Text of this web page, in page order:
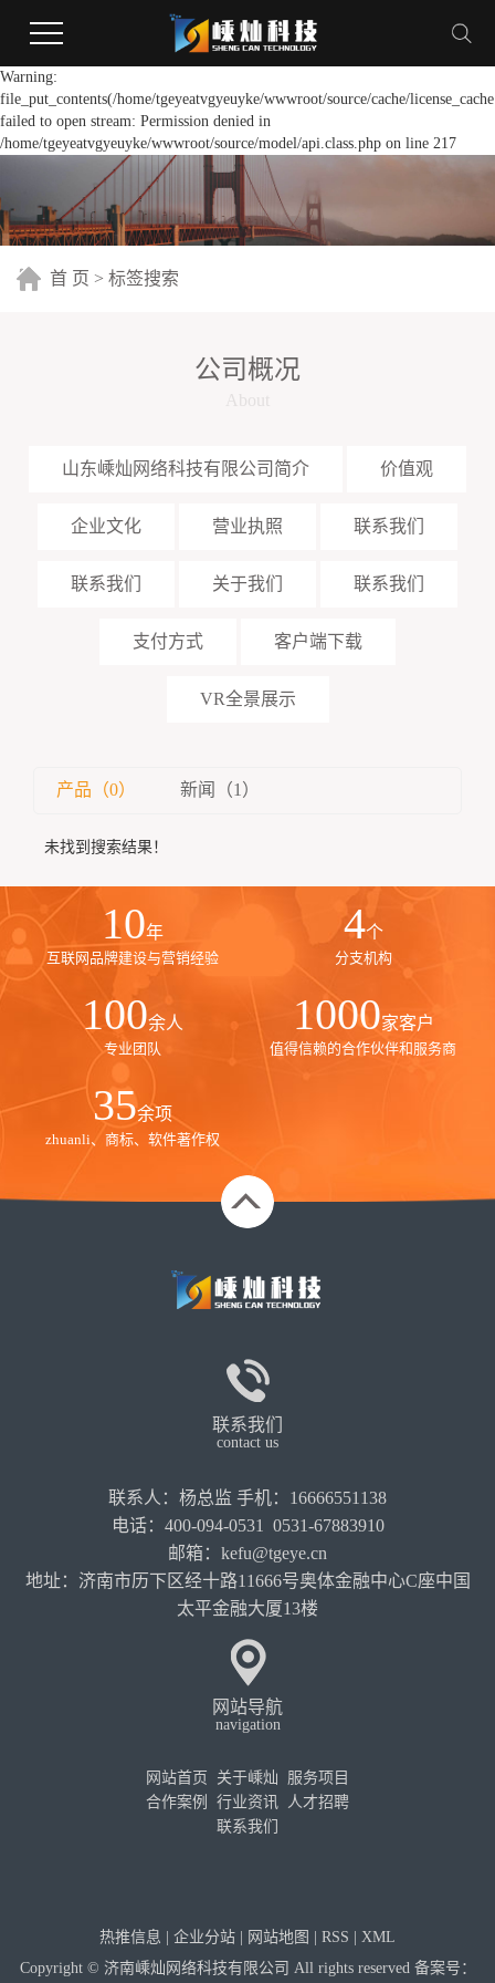
Warning:
file_put_contents(/home/tgeyeatvgyeuyke/wwwroot/source/cache/
failed to open stream: Permission denied in
/home/tgeyeatvgyeuyke/wwwroot/source/model/api.class.php on line 217
首 页 > 标签搜索
公司概况
山东嵊灿网络科技有限公司简介 价值观
企业文化 营业执照 联系我们
联系我们 关于我们 联系我们
支付方式 客户端下载
VR全景展示
产品（0） 新闻（1）
未找到搜索结果！
10年
互联网品牌建设与营销经验
4个
分支机构
100余人
专业团队
1000家客户
值得信赖的合作伙伴和服务商
35余项
zhuanli、商标、软件著作权
联系我们
contact us
联系人：杨总监 手机：16666551138
电话：400-094-0531 0531-67883910
邮箱：kefu@tgeye.cn
地址：济南市历下区经十路11666号奥体金融中心C座中国
太平金融大厦13楼
网站导航
navigation
网站首页 关于嵊灿
服务项目
合作案例
行业资讯
人才招聘
联系我们
热推信息 | 企业分站 | 网站地图 | RSS | XML
Copyright © 济南嵊灿网络科技有限公司 All rights reserved 备案号：